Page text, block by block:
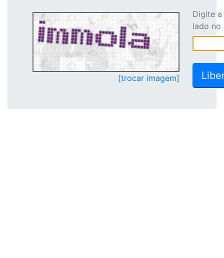
[trocar imagem]
Digite
lado no